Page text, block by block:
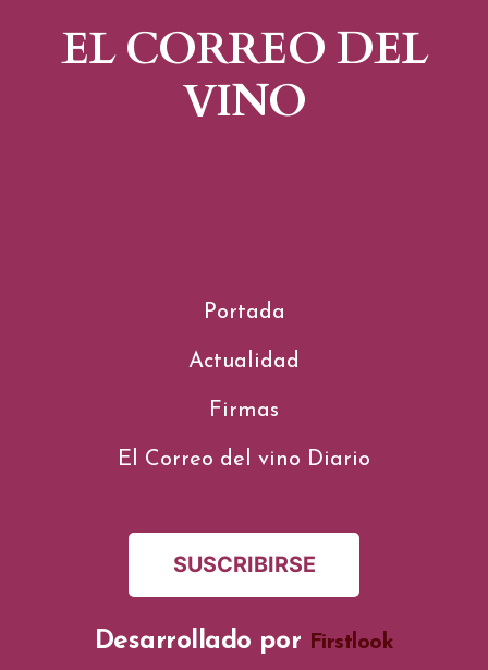
EL CORREO DEL
VINO
Portada
Actualidad
Firmas
El Correo del vino Diario
SUSCRIBIRSE
Desarrollado por Firstlook